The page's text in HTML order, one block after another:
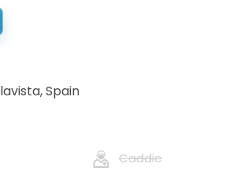
,Spain
Caddie